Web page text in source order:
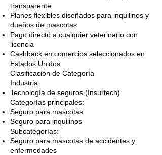
transparente
Planes flexibles diseñados para inquilinos y
dueños de mascotas
Pago directo a cualquier veterinario con
licencia
Cashback en comercios seleccionados en
Estados Unidos
Clasificación de Categoría
Industria:
Tecnología de seguros (Insurtech)
Categorías principales:
Seguro para mascotas
Seguro para inquilinos
Subcategorías:
Seguro para mascotas de accidentes y
enfermedades